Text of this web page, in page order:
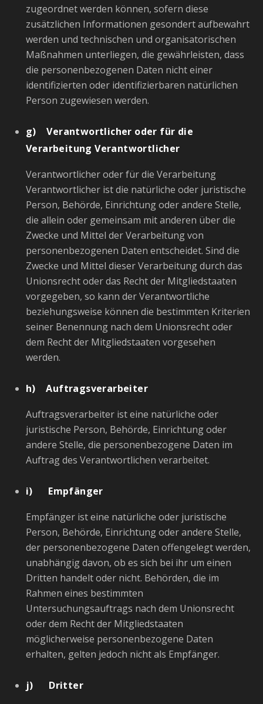
zugeordnet werden können, sofern diese
zusätzlichen Informationen gesondert aufbewahrt
werden und technischen und organisatorischen
Maßnahmen unterliegen, die gewährleisten, dass
die personenbezogenen Daten nicht einer
identifizierten oder identifizierbaren natürlichen
Person zugewiesen werden.
g) Verantwortlicher oder für die
Verarbeitung Verantwortlicher
Verantwortlicher oder für die Verarbeitung
Verantwortlicher ist die natürliche oder juristische
Person, Behörde, Einrichtung oder andere Stelle,
die allein oder gemeinsam mit anderen über die
Zwecke und Mittel der Verarbeitung von
personenbezogenen Daten entscheidet. Sind die
Zwecke und Mittel dieser Verarbeitung durch das
Unionsrecht oder das Recht der Mitgliedstaaten
vorgegeben, so kann der Verantwortliche
beziehungsweise können die bestimmten Kriterien
seiner Benennung nach dem Unionsrecht oder
dem Recht der Mitgliedstaaten vorgesehen
werden.
h) Auftragsverarbeiter
Auftragsverarbeiter ist eine natürliche oder
juristische Person, Behörde, Einrichtung oder
andere Stelle, die personenbezogene Daten im
Auftrag des Verantwortlichen verarbeitet.
i) Empfänger
Empfänger ist eine natürliche oder juristische
Person, Behörde, Einrichtung oder andere Stelle,
der personenbezogene Daten offengelegt werden,
unabhängig davon, ob es sich bei ihr um einen
Dritten handelt oder nicht. Behörden, die im
Rahmen eines bestimmten
Untersuchungsauftrags nach dem Unionsrecht
oder dem Recht der Mitgliedstaaten
möglicherweise personenbezogene Daten
erhalten, gelten jedoch nicht als Empfänger.
j) Dritter